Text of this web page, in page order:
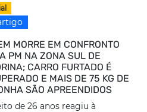
MORRE EM CONFRONTO
PM NA ZONA SUL DE
CARRO FURTADO É
E MAIS DE 75 KG DE
SÃO APREENDIDOS
de 26 anos reagiu à